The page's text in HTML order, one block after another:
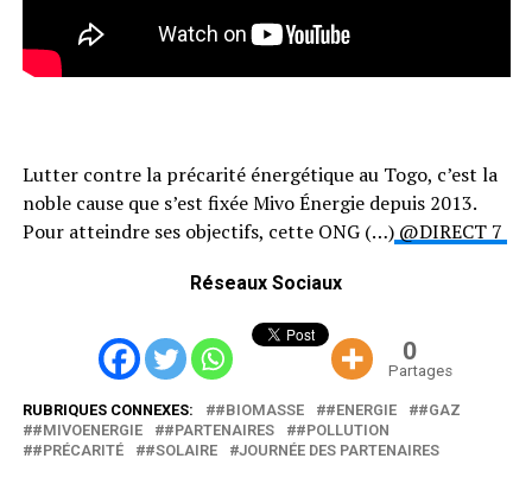
Lutter contre la précarité énergétique au Togo, c’est la
noble cause que s’est fixée Mivo Énergie depuis 2013.
Pour atteindre ses objectifs, cette ONG (…)@DIRECT 7
Réseaux Sociaux
0
Partages
RUBRIQUES CONNEXES: #BIOMASSE #ENERGIE
#GAZ
#MIVOENERGIE
#PARTENAIRES
#POLLUTION
#PRÉCARITÉ
#SOLAIRE JOURNÉE DES PARTENAIRES